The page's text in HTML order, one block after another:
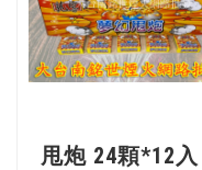
甩炮 24顆*12入